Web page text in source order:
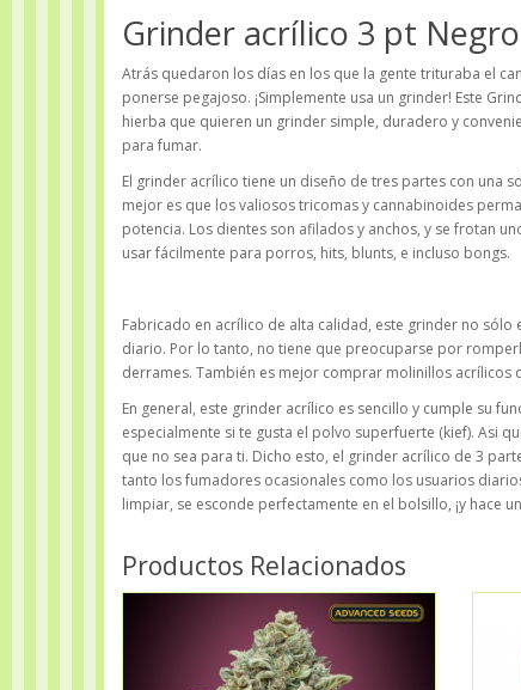
Grinder acrílico 3 pt
Atrás quedaron los días en los que la gente trituraba el
ponerse pegajoso. ¡Simplemente usa un grinder! Este
hierba que quieren un grinder simple, duradero y
para fumar.
El grinder acrílico tiene un diseño de tres partes con una
mejor es que los valiosos tricomas y cannabinoides
potencia. Los dientes son afilados y anchos, y se frotan
usar fácilmente para porros, hits, blunts, e incluso bongs.
Fabricado en acrílico de alta calidad, este grinder no
diario. Por lo tanto, no tiene que preocuparse por
derrames. También es mejor comprar molinillos
En general, este grinder acrílico es sencillo y cumple su
especialmente si te gusta el polvo superfuerte (kief). Asi
que no sea para ti. Dicho esto, el grinder acrílico de 3
tanto los fumadores ocasionales como los usuarios
limpiar, se esconde perfectamente en el bolsillo, ¡y hace
Productos Relacionados